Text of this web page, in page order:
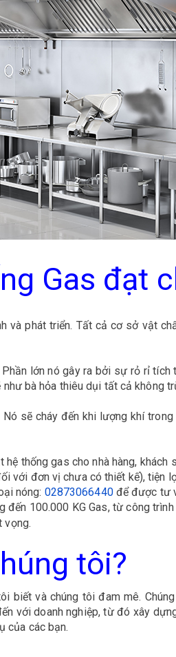
Gas đạt
và phát triển. Tất cả cơ sở vật
lớn nó gây ra bởi sự rỏ rỉ
bà hỏa thiêu dụi tất cả không
sẽ cháy đến khi lượng khí
thống gas cho nhà hàng,
với đơn vị chưa có thiết kế), tiện
nóng: 02873066440 để được tư
100.000 KG Gas, từ công
vọng.
tôi?
biết và chúng tôi đam mê.
với doanh nghiệp, từ đó xây
của các bạn.